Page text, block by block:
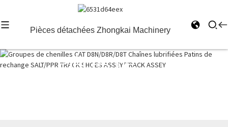
Pièces détachées Zhongkai Machinery
Pièces de